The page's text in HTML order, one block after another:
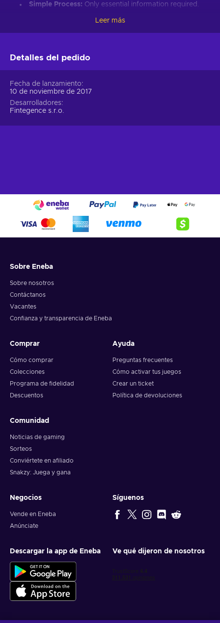
Simple Process: Only essential information required.
Introduce loved ones to Ethereum’s world.
Set up an Ethereum-compatible wallet.
Input your ETH voucher code.
Provide your email for confirmation.
Choose Ethereum (ETH).
Leer más
Detalles del pedido
Fecha de lanzamiento
10 de noviembre de 2017
Desarrolladores
Fintegence s.r.o.
Sobre Eneba
Sobre nosotros
Contáctanos
Vacantes
Confianza y transparencia de Eneba
Comprar
Cómo comprar
Colecciones
Programa de fidelidad
Descuentos
Ayuda
Preguntas frecuentes
Cómo activar tus juegos
Crear un ticket
Política de devoluciones
Comunidad
Noticias de gaming
Sorteos
Conviértete en afiliado
Snakzy: Juega y gana
Negocios
Vende en Eneba
Anúnciate
Síguenos
Descargar la app de Eneba Ve qué dijeron de nosotros